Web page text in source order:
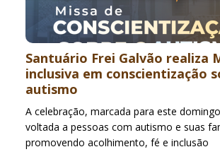
Santuário Frei Galvão realiza
inclusiva em conscientização
autismo
A celebração, marcada para este
voltada a pessoas com autismo e suas
promovendo acolhimento, fé e inclusão